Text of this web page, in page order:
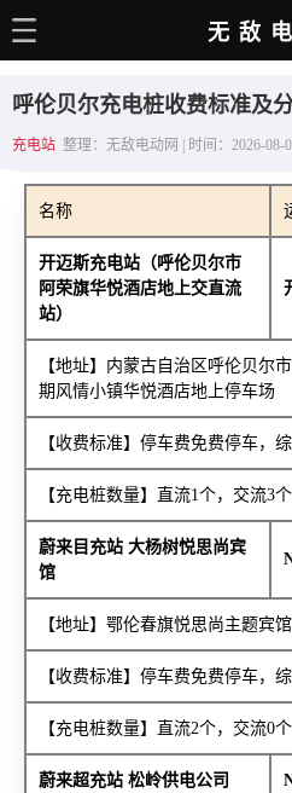
电动百科
电车资讯
电车手册
选车推荐
用车百科
销量榜
无敌
呼伦贝尔充电桩收费标准及
充电站 整理：无敌电动网 | 时间：2026-08-
名称
开迈斯充电站（呼伦贝尔市
阿荣旗华悦酒店地上交直流
站）
【地址】内蒙古自治区呼伦贝尔
期风情小镇华悦酒店地上停车场
【收费标准】停车费免费停车，
【充电桩数量】直流1个，交流3个
蔚来目充站 大杨树悦思尚宾
馆
【地址】鄂伦春旗悦思尚主题宾馆
【收费标准】停车费免费停车，
【充电桩数量】直流2个，交流0个
蔚来超充站 松岭供电公司